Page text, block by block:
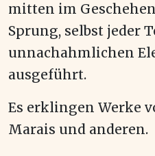
mitten im
Sprung, selbst jeder
unnachahmlichen
ausgeführt.
Es erklingen Werke
Marais und anderen.